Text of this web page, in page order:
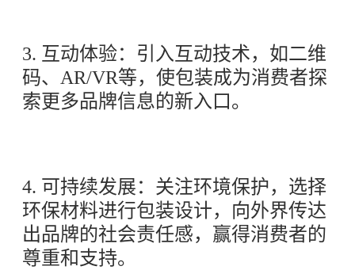
3. 互动体验：引入互动技术，如二维
码、AR/VR等，使包装成为消费者探
索更多品牌信息的新入口。
4. 可持续发展：关注环境保护，选择
环保材料进行包装设计，向外界传达
出品牌的社会责任感，赢得消费者的
尊重和支持。